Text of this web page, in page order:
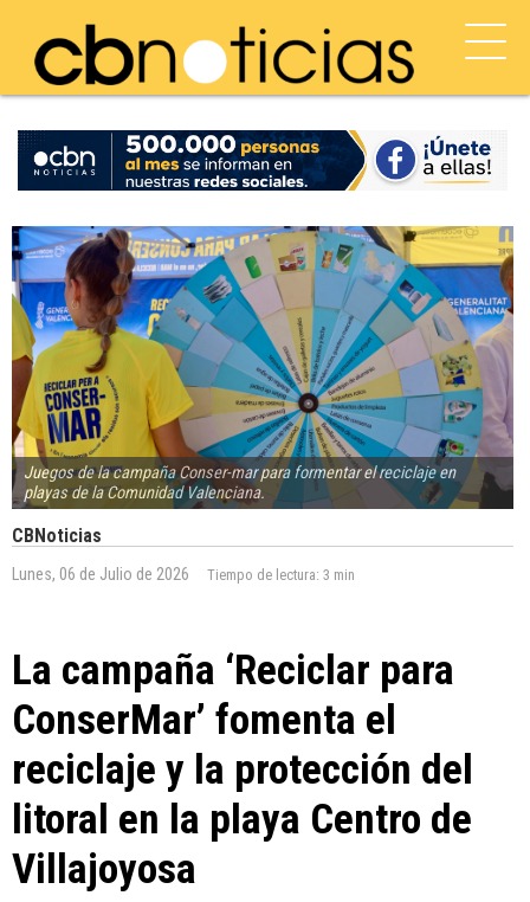
Juegos de la campaña Conser-mar para formentar el reciclaje en
playas de la Comunidad Valenciana.
CBNoticias
Lunes, 06 de Julio de 2026 Tiempo de lectura: 3 min
La campaña ‘Reciclar para
ConserMar’ fomenta el
reciclaje y la protección del
litoral en la playa Centro de
Villajoyosa